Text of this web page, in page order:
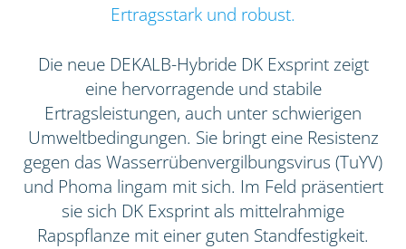
Ertragsstark und robust.
Die neue DEKALB-Hybride DK Exsprint zeigt
eine hervorragende und stabile
Ertragsleistungen, auch unter schwierigen
Umweltbedingungen. Sie bringt eine Resistenz
gegen das Wasserrübenvergilbungsvirus (TuYV)
und Phoma lingam mit sich. Im Feld präsentiert
sie sich DK Exsprint als mittelrahmige
Rapspflanze mit einer guten Standfestigkeit.